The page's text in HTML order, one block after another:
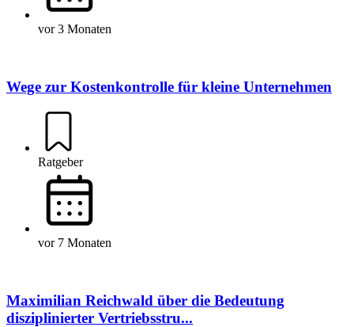
vor 3 Monaten
Wege zur Kostenkontrolle für kleine Unternehmen
Ratgeber
vor 7 Monaten
Maximilian Reichwald über die Bedeutung
disziplinierter Vertriebsstru...